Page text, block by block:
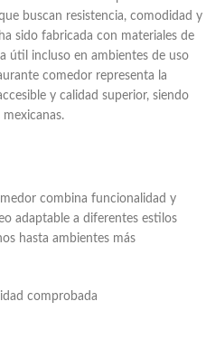
buscan resistencia, comodidad y
sido fabricada con materiales de
útil incluso en ambientes de uso
comedor representa la
y calidad superior, siendo
combina funcionalidad y
adaptable a diferentes estilos
hasta ambientes más
comprobada